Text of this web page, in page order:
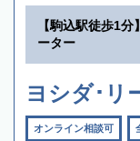
【駒込駅徒歩1
ーター
ヨシダ･リ
オンライン相談可